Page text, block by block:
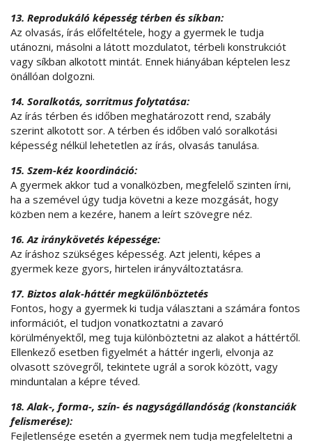
13. Reprodukáló képesség térben és síkban:
Az olvasás, írás előfeltétele, hogy a gyermek le tudja
utánozni, másolni a látott mozdulatot, térbeli konstrukciót
vagy síkban alkotott mintát. Ennek hiányában képtelen lesz
önállóan dolgozni.
14. Soralkotás, sorritmus folytatása:
Az írás térben és időben meghatározott rend, szabály
szerint alkotott sor. A térben és időben való soralkotási
képesség nélkül lehetetlen az írás, olvasás tanulása.
15. Szem-kéz koordináció:
A gyermek akkor tud a vonalközben, megfelelő szinten írni,
ha a szemével úgy tudja követni a keze mozgását, hogy
közben nem a kezére, hanem a leírt szövegre néz.
16. Az iránykövetés képessége:
Az íráshoz szükséges képesség. Azt jelenti, képes a
gyermek keze gyors, hirtelen irányváltoztatásra.
17. Biztos alak-háttér megkülönböztetés
Fontos, hogy a gyermek ki tudja választani a számára fontos
információt, el tudjon vonatkoztatni a zavaró
körülményektől, meg tuja különböztetni az alakot a háttértől.
Ellenkező esetben figyelmét a háttér ingerli, elvonja az
olvasott szövegről, tekintete ugrál a sorok között, vagy
minduntalan a képre téved.
18. Alak-, forma-, szín- és nagyságállandóság (konstanciák
felismerése):
Fejletlensége esetén a gyermek nem tudja megfeleltetni a